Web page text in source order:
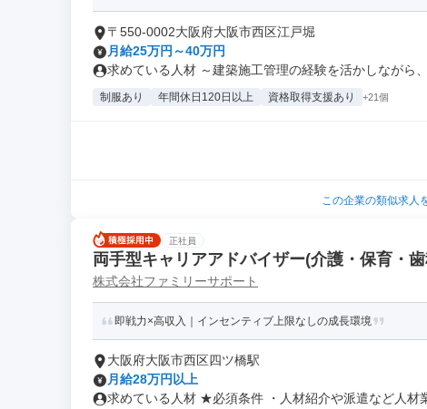
〒550-0002大阪府大阪市西区江戸堀
月給25万円～40万円
求めている人材 ～建築施工管理の経験を活かしながら
制服あり 年間休日120日以上 資格取得支援あり +21個
この企業の類似求人
正社員
両手型キャリアアドバイザー(介護・保育・
株式会社ファミリーサポート
即戦力×高収入｜インセンティブ上限なしの成長環境
大阪府大阪市西区四ツ橋駅
月給28万円以上
求めている人材 ★必須条件 ・人材紹介や派遣など人材